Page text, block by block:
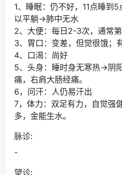
1、睡眠：仍不好，11点睡到
以平躺->肺中无水
2、大便：每日2-3次，通常
3、胃口：变差，但觉很饿；
4、口渴：尚好
5、头身：睡时身无寒热->阴
痛，右肩大肠经痛。
6，问汗：人仍易汗出
7，体力：双足有力，自觉强
多，金能生水。
脉诊:
-
望诊: